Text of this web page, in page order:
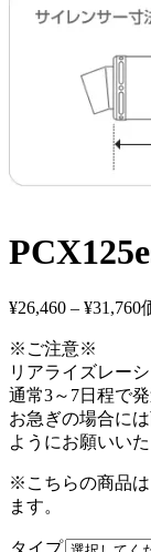
¥26,460 – ¥31,760
※ご注意※
リアライズレー
通常3～7日程で発
お急ぎの場合に
ようにお願いいた
※こちらの商品は
ます。
タイプ